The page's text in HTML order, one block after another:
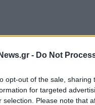
- Do Not
opt-out of the sale,
for targeted
selection. Please note that
τις εκλογές και
Αν προκύψει
θεωρούνται